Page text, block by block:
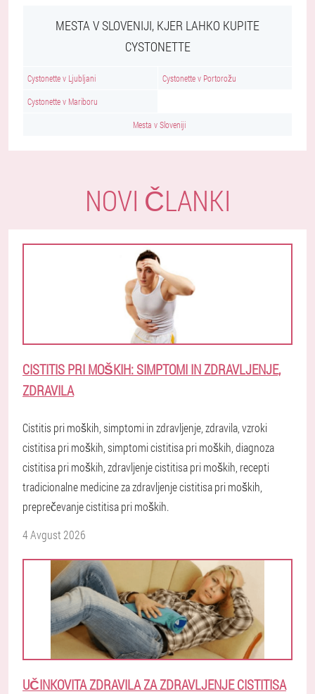
MESTA V SLOVENIJI, KJER LAHKO KUPITE
CYSTONETTE
Cystonette v Ljubljani Cystonette v Portorožu
Cystonette v Mariboru
Mesta v Sloveniji
NOVI ČLANKI
CISTITIS PRI MOŠKIH: SIMPTOMI IN ZDRAVLJENJE,
ZDRAVILA
Cistitis pri moških, simptomi in zdravljenje, zdravila, vzroki
cistitisa pri moških, simptomi cistitisa pri moških, diagnoza
cistitisa pri moških, zdravljenje cistitisa pri moških, recepti
tradicionalne medicine za zdravljenje cistitisa pri moških,
preprečevanje cistitisa pri moških.
4 Avgust 2026
UČINKOVITA ZDRAVILA ZA ZDRAVLJENJE CISTITISA